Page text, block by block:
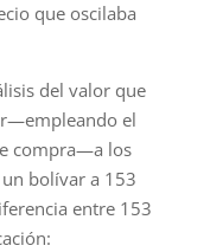
que oscilaba
del valor que
el
compra—a los
bolívar a 153
entre 153